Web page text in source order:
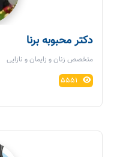
دکتر محبوبه برنا
متخصص زنان و زایمان و نازایی